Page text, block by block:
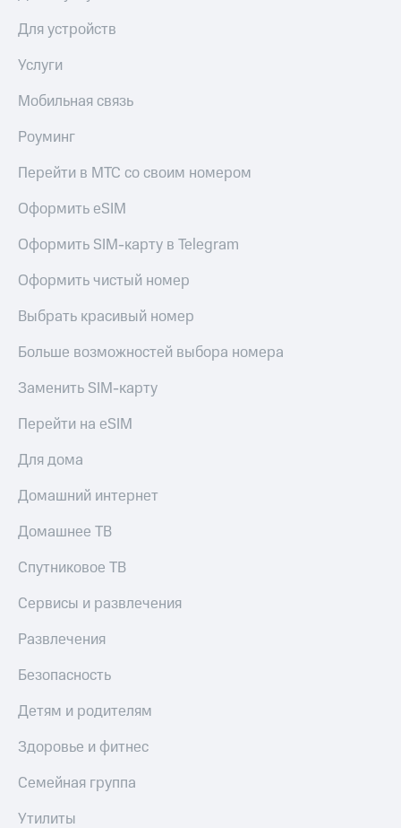
Для устройств
Услуги
Мобильная связь
Роуминг
Перейти в МТС со своим номером
Оформить eSIM
Оформить SIM-карту в Telegram
Оформить чистый номер
Выбрать красивый номер
Больше возможностей выбора номера
Заменить SIM-карту
Перейти на eSIM
Для дома
Домашний интернет
Домашнее ТВ
Спутниковое ТВ
Сервисы и развлечения
Развлечения
Безопасность
Детям и родителям
Здоровье и фитнес
Семейная группа
Утилиты